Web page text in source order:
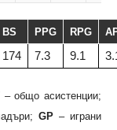
BS PPG RPG
174 7.3 9.1
– общо асистенции;
GP – играни